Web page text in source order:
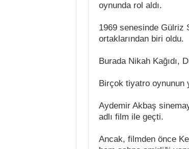
oynunda rol aldı.
1969 senesinde Gülriz
ortaklarından biri oldu.
Burada Nikah Kağıdı,
Birçok tiyatro oynunun
Aydemir Akbaş
adlı film ile geçti.
Ancak, filmden önce